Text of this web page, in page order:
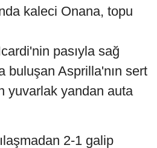
kaleci Onana, topu
pasıyla sağ
buluşan Asprilla'nın sert
yuvarlak yandan auta
2-1 galip